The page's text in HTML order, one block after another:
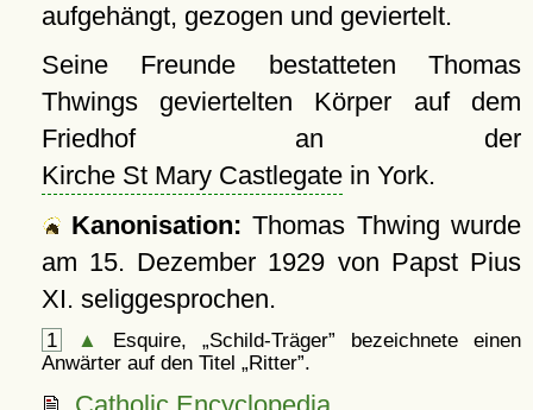
aufgehängt, gezogen und geviertelt.
Seine Freunde bestatteten Thomas
Thwings geviertelten Körper auf dem
Friedhof an der
Kirche St Mary Castlegatein York.
Kanonisation: Thomas Thwing wurde
am 15. Dezember 1929 von Papst Pius
XI. seliggesprochen.
1 ▲ Esquire, Schild-Träger
bezeichnete einen
Anwärter auf den Titel
Ritter .